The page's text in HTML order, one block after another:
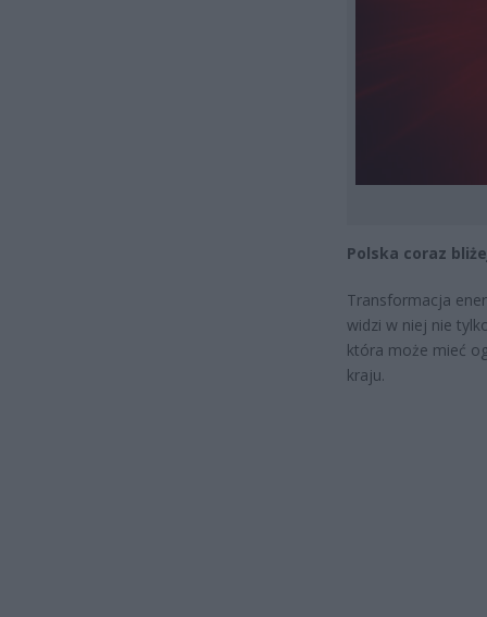
Polska coraz
Transformacja
widzi w niej nie
która może mieć
kraju.